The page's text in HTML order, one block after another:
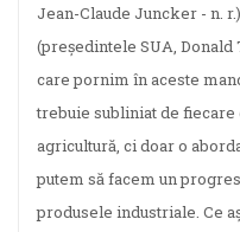
Jean-Claude Juncker - n.
(preşedintele SUA, Donald
care pornim în aceste
trebuie subliniat de fiecare
agricultură, ci doar o
putem să facem un
produsele industriale. Ce